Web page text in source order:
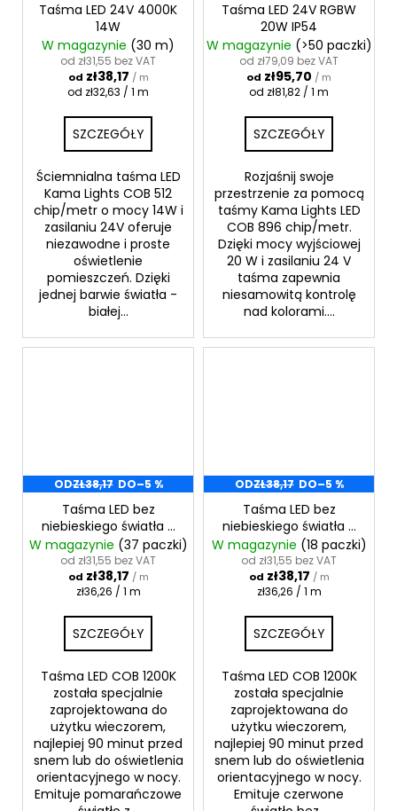
Taśma LED 24V 4000K
14W
W magazynie (30 m)
od zł31,55 bez VAT
od zł38,17 / m
Cena
od zł32,63 / 1 m
SZCZEGÓŁY
Ściemnialna taśma LED
Kama Lights COB 512
chip/metr o mocy 14W i
zasilaniu 24V oferuje
niezawodne i proste
oświetlenie
pomieszczeń. Dzięki
jednej barwie światła -
białej...
Taśma LED 24V RGBW
20W IP54
W magazynie (>50 paczki)
od zł79,09 bez VAT
od zł95,70 / m
Cena
od zł81,82 / 1 m
SZCZEGÓŁY
Rozjaśnij swoje
przestrzenie za pomocą
taśmy Kama Lights LED
COB 896 chip/metr.
Dzięki mocy wyjściowej
20 W i zasilaniu 24 V
taśma zapewnia
niesamowitą kontrolę
nad kolorami....
ODZŁ38,17 DO–5 %
Taśma LED bez
niebieskiego światła -
pomarańczowa 24V
1300K 12W
W magazynie (37 paczki)
od zł31,55 bez VAT
od zł38,17 / m
Cena
zł36,26 / 1 m
SZCZEGÓŁY
Taśma LED COB 1200K
została specjalnie
zaprojektowana do
użytku wieczorem,
najlepiej 90 minut przed
snem lub do oświetlenia
orientacyjnego w nocy.
Emituje pomarańczowe
ODZŁ38,17 DO–5 %
Taśma LED bez
niebieskiego światła -
czerwona 24V 1000K
12W
W magazynie (18 paczki)
od zł31,55 bez VAT
od zł38,17 / m
Cena
zł36,26 / 1 m
SZCZEGÓŁY
Taśma LED COB 1200K
została specjalnie
zaprojektowana do
użytku wieczorem,
najlepiej 90 minut przed
snem lub do oświetlenia
orientacyjnego w nocy.
Emituje czerwone